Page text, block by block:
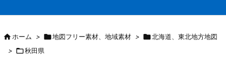


ホーム > 地図フリー素材、地域素材 > 北海道、東北地方地図
> 秋田県